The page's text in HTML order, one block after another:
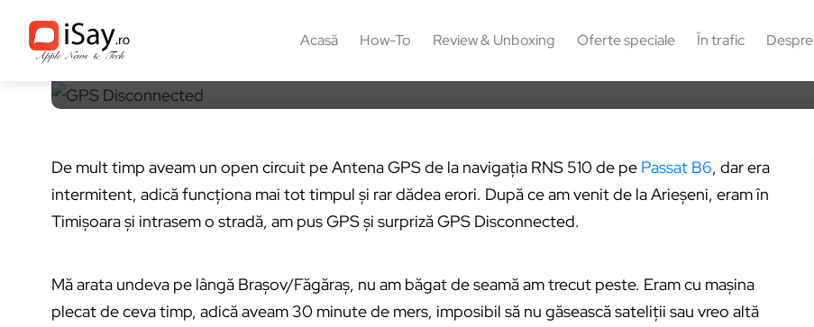
Acasă How-To Review & Unboxing Oferte speciale În trafic Despre
De mult timp aveam un open circuit pe Antena GPS de la navigația RNS 510 de pe Passat B6, dar era
intermitent, adică funcționa mai tot timpul și rar dădea erori. După ce am venit de la Arieșeni, eram în
Timișoara și intrasem o stradă, am pus GPS și surpriză GPS Disconnected.
Mă arata undeva pe lângă Brașov/Făgăraș, nu am băgat de seamă am trecut peste. Eram cu mașina
plecat de ceva timp, adică aveam 30 minute de mers, imposibil să nu găsească sateliții sau vreo altă